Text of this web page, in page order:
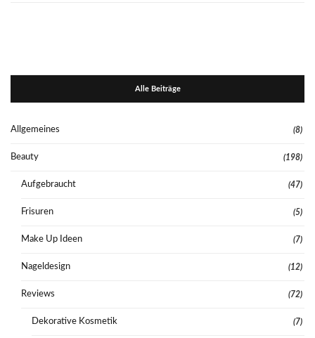
Alle Beiträge
Allgemeines (8)
Beauty (198)
Aufgebraucht (47)
Frisuren (5)
Make Up Ideen (7)
Nageldesign (12)
Reviews (72)
Dekorative Kosmetik (7)